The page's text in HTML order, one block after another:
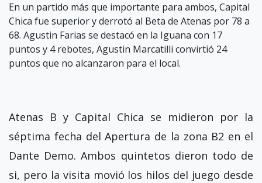
En un partido más que importante para ambos, Capital
Chica fue superior y derrotó al Beta de Atenas por 78 a
68. Agustin Farias se destacó en la Iguana con 17
puntos y 4 rebotes, Agustin Marcatilli convirtió 24
puntos que no alcanzaron para el local.
Atenas B y Capital Chica se midieron por la
séptima fecha del Apertura de la zona B2 en el
Dante Demo. Ambos quintetos dieron todo de
si, pero la visita movió los hilos del juego desde